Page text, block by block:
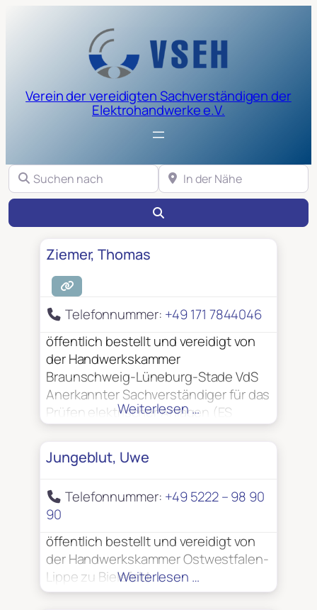
Verein der vereidigten Sachverständigen der
Elektrohandwerke e.V.
Suchen nach In der Nähe
Ziemer, Thomas
Telefonnummer: +49 171 7844046
öffentlich bestellt und vereidigt von
der Handwerkskammer
Braunschweig-Lüneburg-Stade VdS
Anerkannter Sachverständiger für das
Prüfen elektrischer Anlagen (ES
26037)
Weiterlesen …
Jungeblut, Uwe
Telefonnummer: +49 5222 – 98 90
90
öffentlich bestellt und vereidigt von
der Handwerkskammer Ostwestfalen-
Lippe zu BielefeldWeiterlesen …